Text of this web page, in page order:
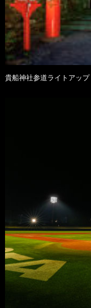
貴船神社参道ライトアップ